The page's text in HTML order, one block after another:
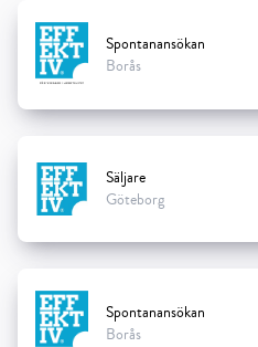
Spontanansökan
Borås
Säljare
Göteborg
Spontanansökan
Borås